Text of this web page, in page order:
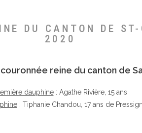
DU CANTON DE
2020
couronnée reine du canton de
dauphine: Agathe Rivière, 15 ans
: Tiphanie Chandou, 17 ans de